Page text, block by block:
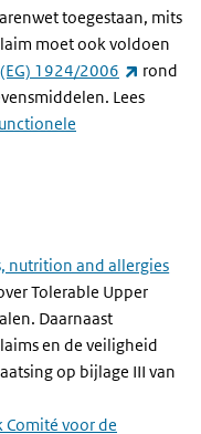
toegestaan, mits
moet ook voldoen
1924/2006 (link is
rond
Lees
nutrition and allergies
Tolerable Upper
Daarnaast
en de veiligheid
op bijlage III van
voor de